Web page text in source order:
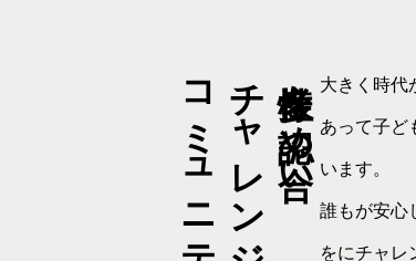
多様性を認め合い 大きく時代
あって子ど
います。
誰もが安心
をにチャレ